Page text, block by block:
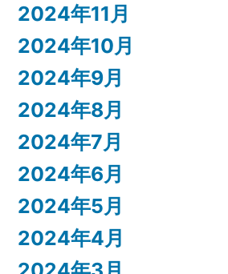
2024年11月
2024年10月
2024年9月
2024年8月
2024年7月
2024年6月
2024年5月
2024年4月